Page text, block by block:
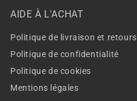
AIDE À L'ACHAT
Politique de livraison et retours
Politique de confidentialité
Politique de cookies
Mentions légales